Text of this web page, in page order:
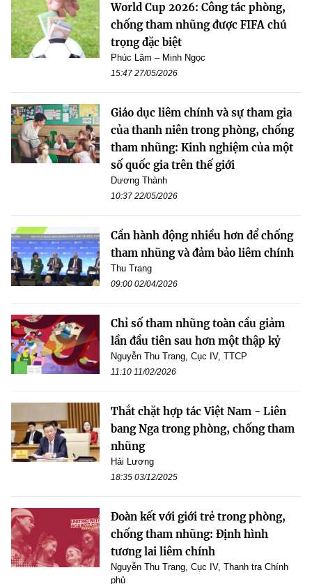
World Cup 2026: Công tác phòng,
chống tham nhũng được FIFA chú
trọng đặc biệt
Phúc Lâm – Minh Ngọc
15:47 27/05/2026
Giáo dục liêm chính và sự tham gia
của thanh niên trong phòng, chống
tham nhũng: Kinh nghiệm của một
số quốc gia trên thế giới
Dương Thành
10:37 22/05/2026
Cần hành động nhiều hơn để chống
tham nhũng và đảm bảo liêm chính
Thu Trang
09:00 02/04/2026
Chỉ số tham nhũng toàn cầu giảm
lần đầu tiên sau hơn một thập kỷ
Nguyễn Thu Trang, Cục IV, TTCP
11:10 11/02/2026
Thắt chặt hợp tác Việt Nam - Liên
bang Nga trong phòng, chống tham
nhũng
Hải Lương
18:35 03/12/2025
Đoàn kết với giới trẻ trong phòng,
chống tham nhũng: Định hình
tương lai liêm chính
Nguyễn Thu Trang, Cục IV, Thanh tra Chính
phủ